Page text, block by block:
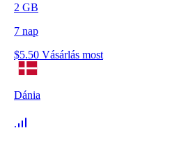
2 GB
7 nap
$5.50 Vásárlás most
Dánia